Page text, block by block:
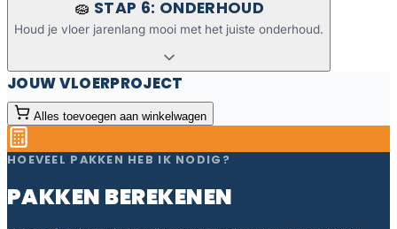
🧽 STAP 6: ONDERHOUD
Houd je vloer jarenlang mooi met het juiste onderhoud.
JOUW VLOERPROJECT
Alles toevoegen aan winkelwagen
HOEVEEL PAKKEN HEB IK NODIG?
PAKKEN BEREKENEN